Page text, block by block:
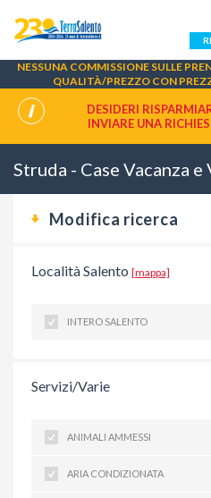
NESSUNA COMMISSIONE SULLE
QUALITÀ/PREZZO CON
DESIDERI
INVIARE UNA
Struda - Case Vacanza e
Modifica ricerca
Località Salento [mappa]
INTERO SALENTO
Servizi/Varie
ANIMALI AMMESSI
ARIA CONDIZIONATA